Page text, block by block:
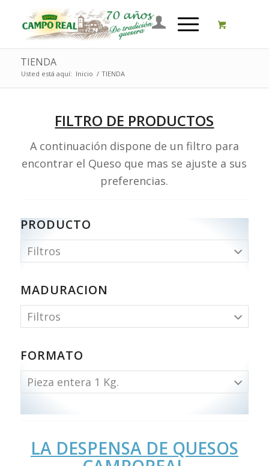
TIENDA
Usted está aquí: Inicio / TIENDA
FILTRO DE PRODUCTOS
A continuación dispone de un filtro para
encontrar el Queso que mas se ajuste a sus
preferencias.
PRODUCTO
Filtros
MADURACION
Filtros
FORMATO
Pieza entera 1 Kg.
LA DESPENSA DE QUESOS